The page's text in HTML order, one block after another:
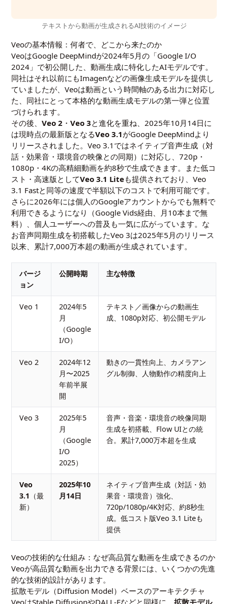
テキストから動画が生成されるAI技術のイメージ
Veoの基本情報：何者で、どこから来たのか
VeoはGoogle DeepMindが2024年5月の「Google I/O
2024」で初公開した、動画生成に特化したAIモデルです。
同社はそれ以前にもImagenなどの画像生成モデルを提供し
ていましたが、Veoは動画という時間軸のある出力に対応し
た、同社にとって本格的な動画生成モデルの第一弾と位置
づけられます。
その後、Veo 2 ・Veo 3と進化を重ね、2025年10月14日に
は現時点の最新版となるVeo 3.1がGoogle DeepMindより
リリースされました。Veo 3.1ではネイティブ音声生成（対
話・効果音・環境音の映像との同期）に対応し、720p・
1080p・4Kの高精細動画を約8秒で生成できます。また低コ
スト・高速版としてVeo 3.1 Liteも提供されており、Veo
3.1 Fastと同等の速度で半額以下のコストで利用可能です。
さらに2026年には個人のGoogleアカウントからでも無料で
利用できるようになり（Google Vids経由、月10本まで無
料）、個人ユーザーへの普及も一気に広がっています。な
お音声同期生成を初搭載したVeo 3は2025年5月のリリース
以来、累計7,000万本超の動画が生成されています。
バージ
ョン
公開時期 主な特徴
Veo 1
2024年5
月
（Google
I/O）
テキスト／画像からの動画生
成、1080p対応、初公開モデル
Veo 2
2024年12
月〜2025
年前半展
開
動きの一貫性向上、カメラアン
グル制御、人物動作の精度向上
Veo 3
2025年5
月
（Google
I/O
2025）
音声・音楽・環境音の映像同期
生成を初搭載、Flow UIとの統
合。累計7,000万本超を生成
Veo
3.1 （最
新）
2025年10
月14日
ネイティブ音声生成（対話・効
果音・環境音）強化、
720p/1080p/4K対応、約8秒生
成。低コスト版Veo 3.1 Liteも
提供
Veoの技術的な仕組み：なぜ高品質な動画を生成できるのか
Veoが高品質な動画を出力できる背景には、いくつかの先進
的な技術的設計があります。
拡散モデル（Diffusion Model）ベースのアーキテクチャ